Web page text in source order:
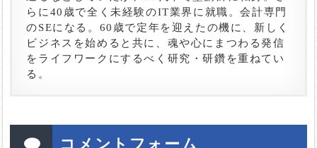
らに40歳で全く未経験のIT業界に就職。会計専門
のSEになる。60歳で定年を迎えたの機に、新しく
ビジネスを始めると共に、魂や心にまつわる発信
をライフワークにするべく研究・研鑽を重ねてい
る。
コメントフォーム